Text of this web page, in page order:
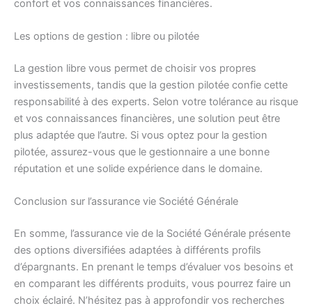
confort et vos connaissances financières.
Les options de gestion : libre ou pilotée
La gestion libre vous permet de choisir vos propres
investissements, tandis que la gestion pilotée confie cette
responsabilité à des experts. Selon votre tolérance au risque
et vos connaissances financières, une solution peut être
plus adaptée que l’autre. Si vous optez pour la gestion
pilotée, assurez-vous que le gestionnaire a une bonne
réputation et une solide expérience dans le domaine.
Conclusion sur l’assurance vie Société Générale
En somme, l’assurance vie de la Société Générale présente
des options diversifiées adaptées à différents profils
d’épargnants. En prenant le temps d’évaluer vos besoins et
en comparant les différents produits, vous pourrez faire un
choix éclairé. N’hésitez pas à approfondir vos recherches